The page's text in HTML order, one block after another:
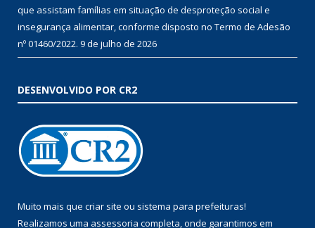
que assistam famílias em situação de desproteção social e
insegurança alimentar, conforme disposto no Termo de Adesão
nº 01460/2022. 9 de julho de 2026
DESENVOLVIDO POR CR2
Muito mais que criar site ou sistema para prefeituras!
Realizamos uma assessoria completa, onde garantimos em